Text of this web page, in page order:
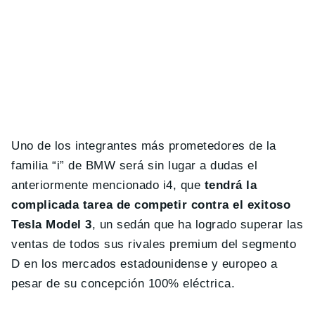
Uno de los integrantes más prometedores de la
familia “i” de BMW será sin lugar a dudas el
anteriormente mencionado i4, que tendrá la
complicada tarea de competir contra el exitoso
Tesla Model 3, un sedán que ha logrado superar las
ventas de todos sus rivales premium del segmento
D en los mercados estadounidense y europeo a
pesar de su concepción 100% eléctrica.